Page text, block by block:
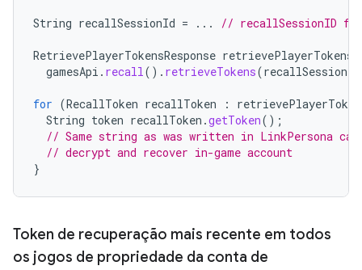
String recallSessionId = ... // recallSessionID
RetrievePlayerTokensResponse
gamesApi . recall(). retrieveTokens(recallSessionId
for (RecallToken recallToken :
String token recallToken .getToken();
// Same string as was written in LinkPersona
// decrypt and recover in-game account
}
Token de recuperação mais recente em todos
os jogos de propriedade da conta de